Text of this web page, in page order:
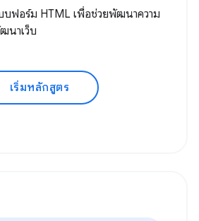
บฟอร์ม HTML เพื่อช่วยพัฒนาความ
นาเว็บ
เริ่มหลักสูตร